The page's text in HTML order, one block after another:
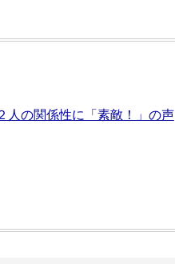
の関係性に「素敵！」の声